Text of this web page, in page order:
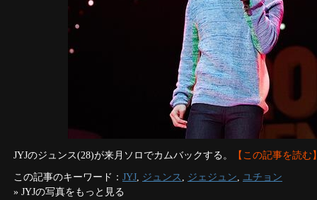
JYJのジュンス(28)が来月ソロでカムバックする。
【この記事を読む
この記事のキーワード： JYJ ジュンス ジェジュン
ユチョン
» JYJの写真をもっと見る